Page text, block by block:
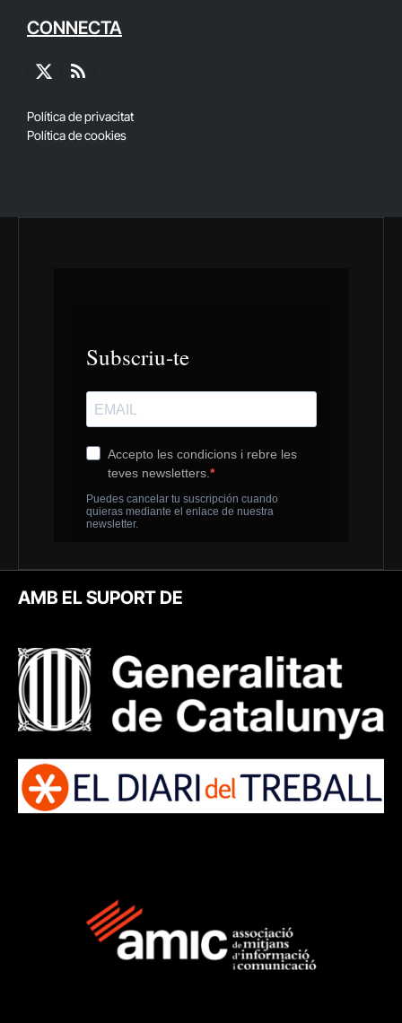
CONNECTA
X
RSS
Política de privacitat
Política de cookies
AMB EL SUPORT DE